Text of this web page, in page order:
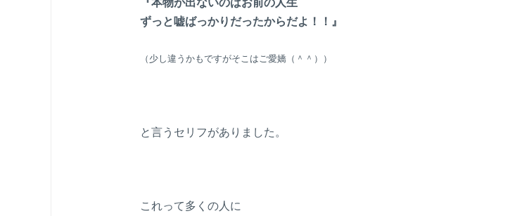
ずっと嘘ばっかりだったからだよ！！』
（少し違うかもですがそこはご愛嬌（＾＾））
と言うセリフがありました。
これって多くの人に